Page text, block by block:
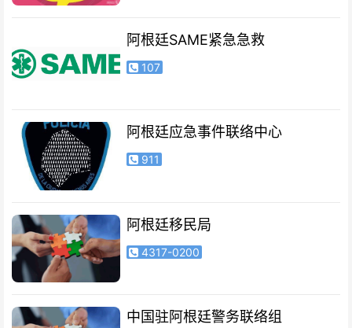
阿根廷SAME紧急急救
107
阿根廷应急事件联络中心
911
阿根廷移民局
4317-0200
中国驻阿根廷警务联络组